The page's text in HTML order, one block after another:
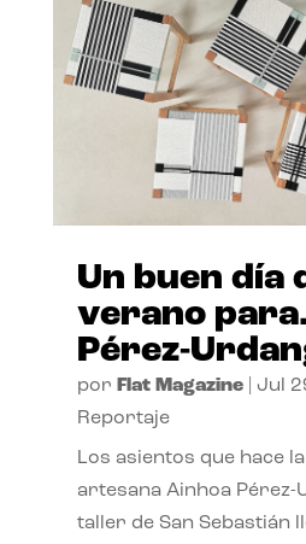
Un buen día
verano
Pérez-
por Flat Magazine| Jul
Reportaje
Los asientos que hace
artesana Ainhoa Pérez-
taller de San Sebastián